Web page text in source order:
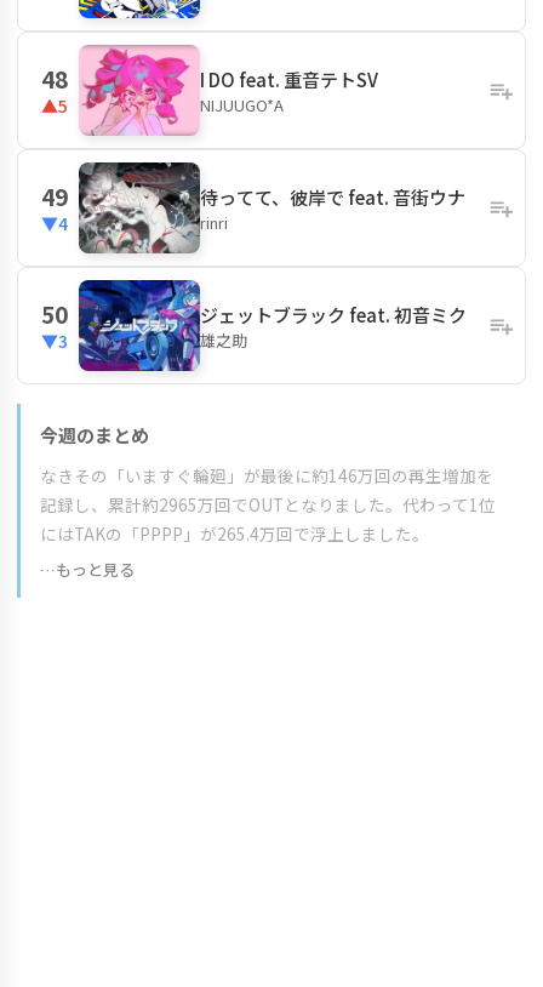
48
▲5
I DO feat. 重音テトSV
NIJUUGO*A
49
▼4
待ってて、彼岸で feat. 音街ウナ
rinri
50
▼3
ジェットブラック feat. 初音ミク
雄之助
今週のまとめ
なきその「いますぐ輪廻」が最後に約146万回の再生増加を
記録し、累計約2965万回でOUTとなりました。代わって1位
にはTAKの「PPPP」が265.4万回で浮上しました。
…もっと見る